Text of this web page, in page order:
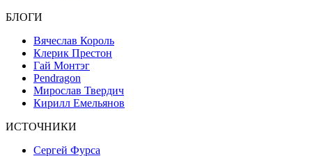
БЛОГИ
Вячеслав Король
Клерик Престон
Гай Монтэг
Pendragon
Мирослав Твердич
Кирилл Емельянов
ИСТОЧНИКИ
Сергей Фурса